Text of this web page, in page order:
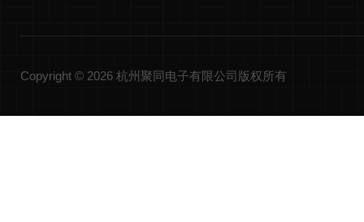
Copyright © 2026 杭州聚同电子有限公司版权所有